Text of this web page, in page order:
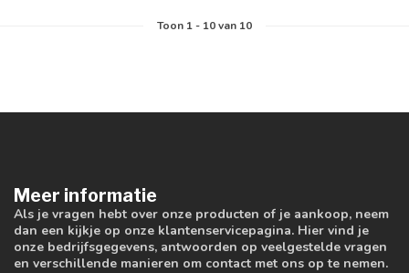
Toon 1- 10van 10
Meer informatie
Als je vragen hebt over onze producten of je aankoop, neem
dan een kijkje op onze klantenservicepagina. Hier vind je
onze bedrijfsgegevens, antwoorden op veelgestelde vragen
en verschillende manieren om contact met ons op te nemen.